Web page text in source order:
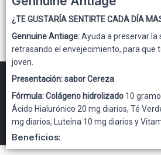
¿TE GUSTARÍA SENTIRTE CADA DÍA
Gennuine Antiage:Ayuda a preservar la
retrasando el envejecimiento, para que
joven.
Presentación: sabor Cereza
Fórmula: Colágeno hidrolizado 10
Ácido Hialurónico 20 mg diarios, Té
mg diarios, Luteína 10 mg diarios y
Beneficios:
- Previene el envejecimiento